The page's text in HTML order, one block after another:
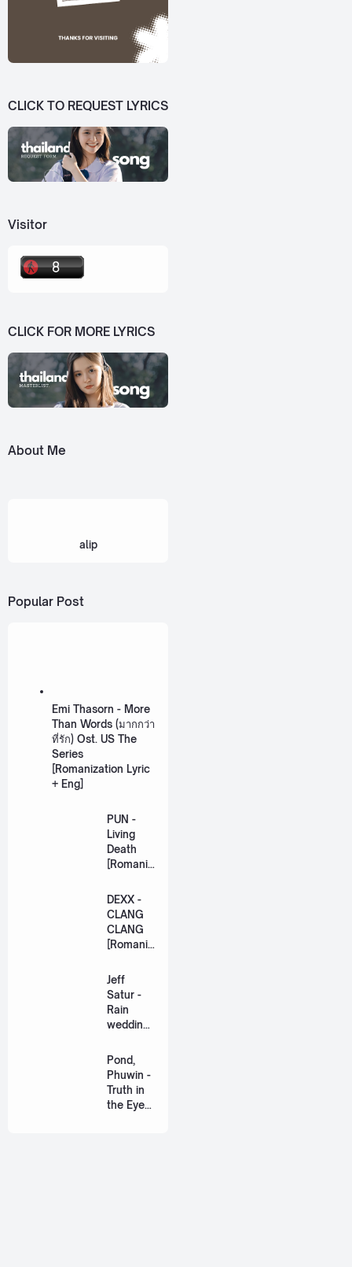
CLICK TO REQUEST LYRICS
Visitor
CLICK FOR MORE LYRICS
About Me
alip
Popular Post
Emi Thasorn - More
Than Words (มากกว่า
ที่รัก) Ost. US The
Series
[Romanization Lyric
+ Eng]
PUN -
Living
Death
[Romaniz
Lyric +
Eng]
DEXX -
CLANG
CLANG
[Romaniz
Lyric +
Eng]
Jeff
Satur -
Rain
wedding
วิวาห์)
Ost. The
Paradise
of Thorns
[Romaniz
Pond,
Phuwin -
Truth in
the Eyes